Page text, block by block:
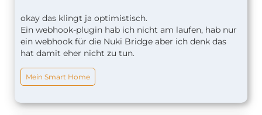
okay das klingt ja optimistisch.
Ein webhook-plugin hab ich nicht am laufen, hab nur
ein webhook für die Nuki Bridge aber ich denk das
hat damit eher nicht zu tun.
Mein Smart Home